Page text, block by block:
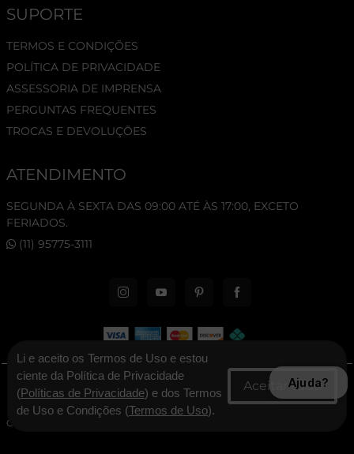
SUPORTE
TERMOS E CONDIÇÕES
POLÍTICA DE PRIVACIDADE
ASSESSORIA DE IMPRENSA
PERGUNTAS FREQUENTES
TROCAS E DEVOLUÇÕES
ATENDIMENTO
SEGUNDA À SEXTA DAS 09:00 ATÉ ÀS 17:00, EXCETO
FERIADOS.
(11) 95775-3111
© 2026 New Era Cap. Todos os direitos reservados.
CNPJ: 06.346.545/0001-30 - New Era Brasil Ltda
Li e aceito os Termos de Uso e estou
ciente da Política de Privacidade
(Políticas de Privacidade) e dos Termos
de Uso e Condições (Termos de Uso).
Ajuda?